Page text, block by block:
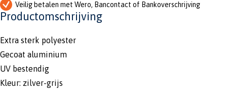
Veilig betalen met Wero, Bancontact of Bankoverschrijving
Productomschrijving
Extra sterk polyester
Gecoat aluminium
UV bestendig
Kleur: zilver-grijs